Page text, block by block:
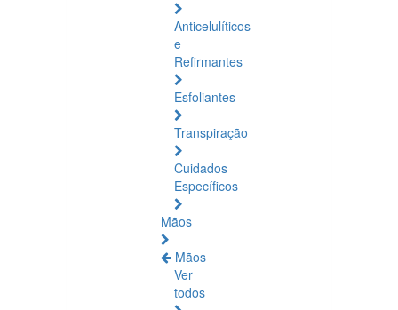
Anticelulíticos
e
Refirmantes
Esfoliantes
Transpiração
Cuidados
Específicos
Mãos
Mãos
Ver
todos